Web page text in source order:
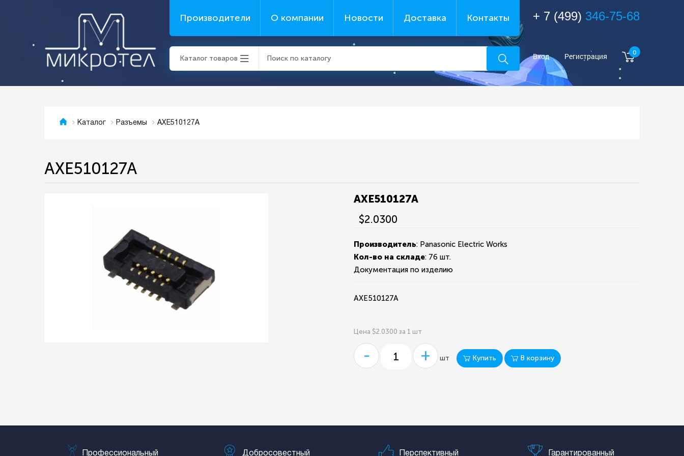
Производители О компании Новости Доставка Контакты
Каталог товаров
+ 7 (499) 346-75-68
Вход Регистрация 0
Каталог Разъемы AXE510127A
AXE510127A
AXE510127A
$2.0300
Производитель: Panasonic Electric Works
Кол-во на складе: 76 шт.
Документация по изделию
AXE510127A
Цена $2.0300 за 1 шт
- + шт Купить В корзину
Профессиональный Добросовестный Перспективный Гарантированный